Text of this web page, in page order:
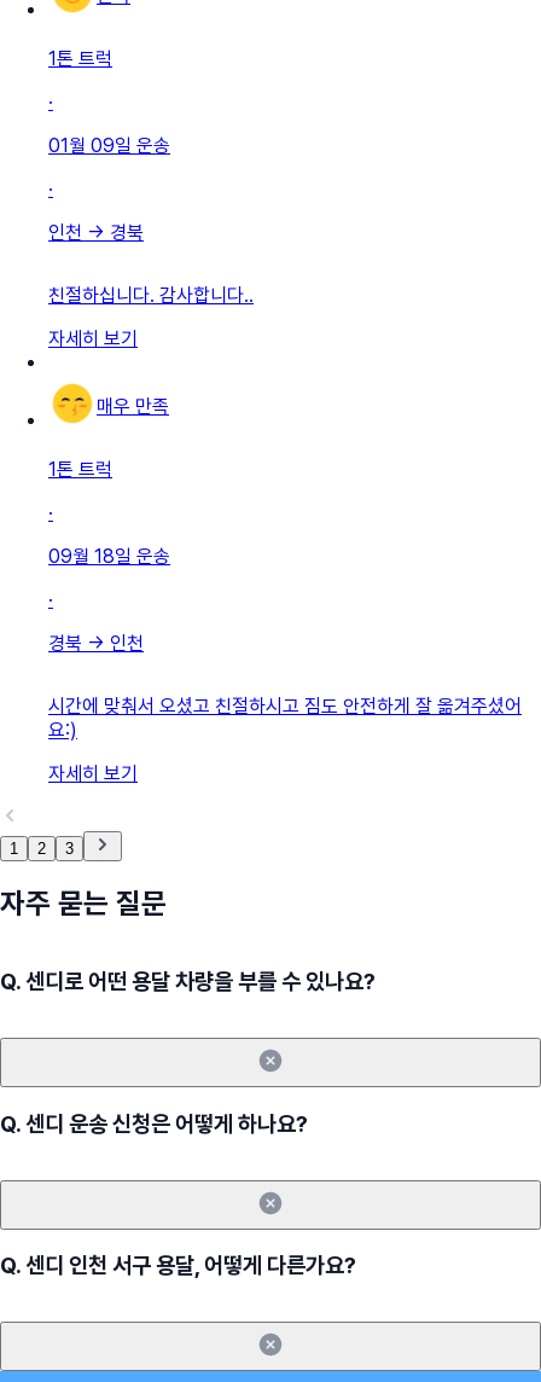
1톤 트럭
·
01월 09일 운송
·
인천 → 경북
친절하십니다. 감사합니다..
자세히 보기
매우 만족
1톤 트럭
·
09월 18일 운송
·
경북 → 인천
시간에 맞춰서 오셨고 친절하시고 짐도 안전하게 잘 옮겨주셨어
요:)
자세히 보기
1 2 3
자주 묻는 질문
Q.센디로 어떤 용달 차량을 부를 수 있나요?
Q.센디 운송 신청은 어떻게 하나요?
Q.센디 인천 서구 용달, 어떻게 다른가요?